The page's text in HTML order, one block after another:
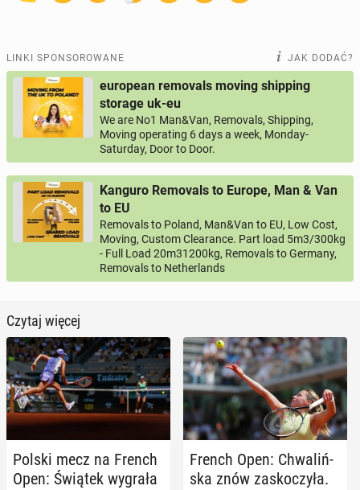
LINKI SPONSOROWANE JAK DODAĆ?
european removals moving shipping
storage uk-eu
We are No1 Man&Van, Removals, Shipping,
Moving operating 6 days a week, Monday-
Saturday, Door to Door.
Kanguro Removals to Europe, Man & Van
to EU
Removals to Poland, Man&Van to EU, Low Cost,
Moving, Custom Clearance. Part load 5m3/300kg
- Full Load 20m31200kg, Removals to Germany,
Removals to Netherlands
Czytaj więcej
Polski mecz na French
Open: Świątek wygrała
French Open: Chwa­liń­
ska znów za­sko­czy­ła.